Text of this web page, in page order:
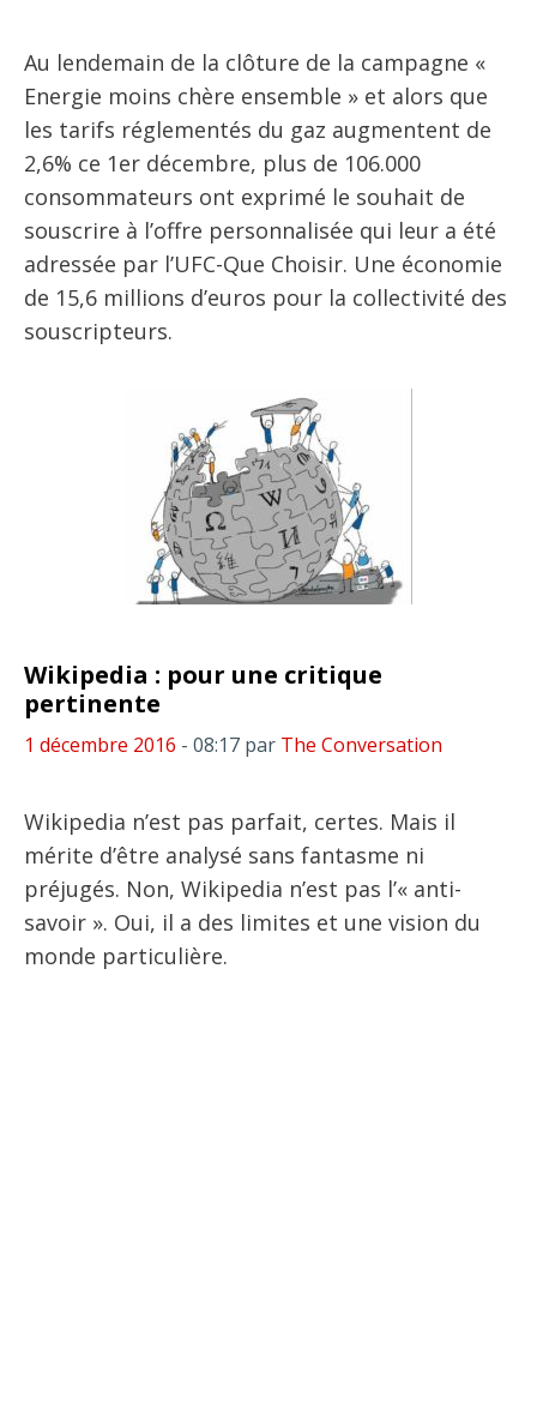
Au lendemain de la clôture de la campagne «
Energie moins chère ensemble » et alors que
les tarifs réglementés du gaz augmentent de
2,6% ce 1er décembre, plus de 106.000
consommateurs ont exprimé le souhait de
souscrire à l’offre personnalisée qui leur a été
adressée par l’UFC-Que Choisir. Une économie
de 15,6 millions d’euros pour la collectivité des
souscripteurs.
Wikipedia : pour une critique
pertinente
1 décembre 2016 - 08:17 par The Conversation
Wikipedia n’est pas parfait, certes. Mais il
mérite d’être analysé sans fantasme ni
préjugés. Non, Wikipedia n’est pas l’« anti-
savoir ». Oui, il a des limites et une vision du
monde particulière.